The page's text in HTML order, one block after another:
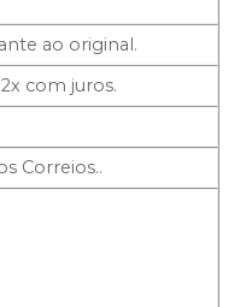
ao original.
com juros.
Correios..